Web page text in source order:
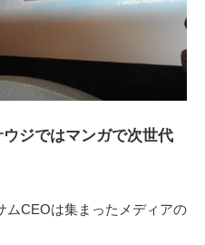
ジではマンガで次世代
CEOは集まったメディアの